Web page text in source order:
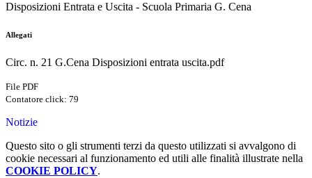
Disposizioni Entrata e Uscita - Scuola Primaria G. Cena
Allegati
Circ. n. 21 G.Cena Disposizioni entrata uscita.pdf
File PDF
Contatore click: 79
Notizie
Questo sito o gli strumenti terzi da questo utilizzati si avvalgono di
cookie necessari al funzionamento ed utili alle finalità illustrate nella
COOKIE POLICY.